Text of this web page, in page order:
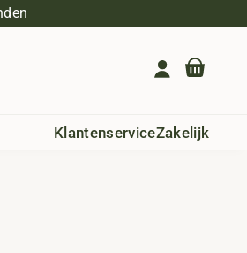
KlantenserviceZakelijk